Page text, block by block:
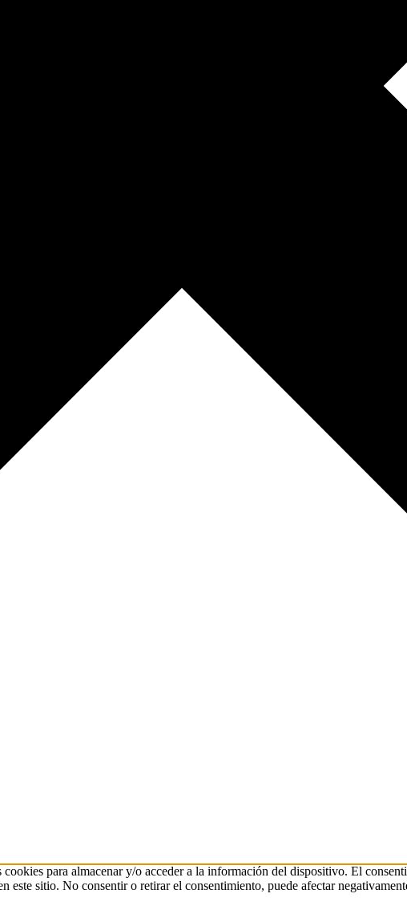
para almacenar y/o acceder a la información del dispositivo. El
sitio. No consentir o retirar el consentimiento, puede afectar